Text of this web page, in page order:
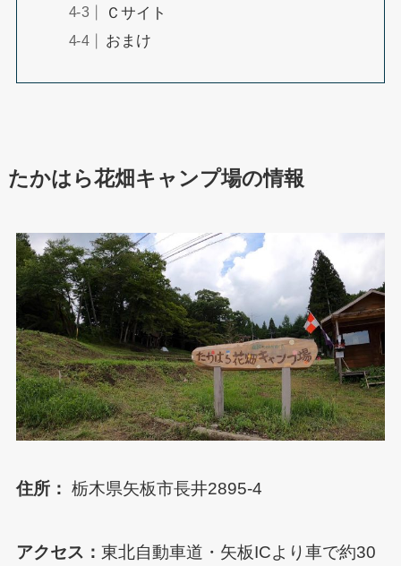
Ｃサイト
おまけ
たかはら花畑キャンプ場の情報
住所： 栃木県矢板市長井2895-4
アクセス： 東北自動車道・矢板ICより車で約30